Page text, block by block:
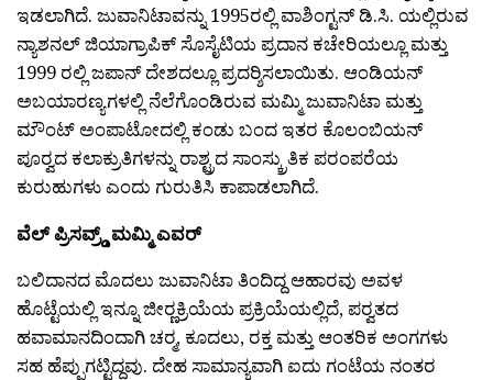
ಇಡಲಾಗಿದೆ. ಜುವಾನಿಟಾವನ್ನು 1995ರಲ್ಲಿ ವಾಶಿಂಗ್ಟನ್ ಡಿ.ಸಿ. ಯಲ್ಲಿರುವ
ನ್ಯಾಶನಲ್ ಜಿಯಾಗ್ರಾಪಿಕ್ ಸೊಸೈಟಿಯ ಪ್ರದಾನ ಕಚೇರಿಯಲ್ಲೂ ಮತ್ತು
1999 ರಲ್ಲಿ ಜಪಾನ್ ದೇಶದಲ್ಲೂ ಪ್ರದರ‍್ಶಿಸಲಾಯಿತು. ಆಂಡಿಯನ್
ಅಬಯಾರಣ್ಯಗಳಲ್ಲಿ ನೆಲೆಗೊಂಡಿರುವ ಮಮ್ಮಿ ಜುವಾನಿಟಾ ಮತ್ತು
ಮೌಂಟ್ ಅಂಪಾಟೋದಲ್ಲಿ ಕಂಡು ಬಂದ ಇತರ ಕೊಲಂಬಿಯನ್
ಪೂರ‍್ವದ ಕಲಾಕ್ರುತಿಗಳನ್ನು ರಾಶ್ಟ್ರದ ಸಾಂಸ್ಕ್ರುತಿಕ ಪರಂಪರೆಯ
ಕುರುಹುಗಳು ಎಂದು ಗುರುತಿಸಿ ಕಾಪಾಡಲಾಗಿದೆ.
ವೆಲ್ ಪ್ರಿಸವ್ರ‍್ಡ್ ಮಮ್ಮಿ ಎವರ್
ಬಲಿದಾನದ ಮೊದಲು ಜುವಾನಿಟಾ ತಿಂದಿದ್ದ ಆಹಾರವು ಅವಳ
ಹೊಟ್ಟೆಯಲ್ಲಿ ಇನ್ನೂ ಜೀರ‍್ಣಕ್ರಿಯೆಯ ಪ್ರಕ್ರಿಯೆಯಲ್ಲಿದೆ, ಪರ‍್ವತದ
ಹವಾಮಾನದಿಂದಾಗಿ ಚರ‍್ಮ, ಕೂದಲು, ರಕ್ತ ಮತ್ತು ಆಂತರಿಕ ಅಂಗಗಳು
ಸಹ ಹೆಪ್ಪುಗಟ್ಟಿದ್ದವು. ದೇಹ ಸಾಮಾನ್ಯವಾಗಿ ಐದು ಗಂಟೆಯ ನಂತರ